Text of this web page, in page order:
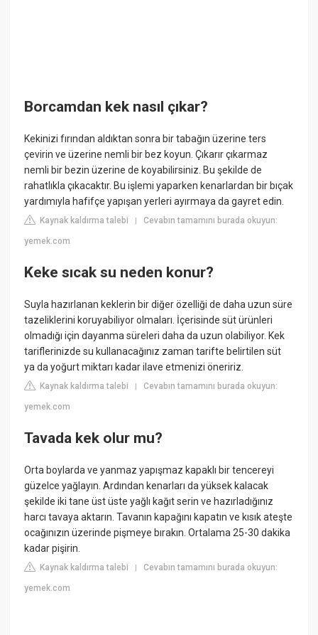
Borcamdan kek nasıl çıkar?
Kekinizi fırından aldıktan sonra bir tabağın üzerine ters
çevirin ve üzerine nemli bir bez koyun. Çıkarır çıkarmaz
nemli bir bezin üzerine de koyabilirsiniz. Bu şekilde de
rahatlıkla çıkacaktır. Bu işlemi yaparken kenarlardan bir bıçak
yardımıyla hafifçe yapışan yerleri ayırmaya da gayret edin.
Kaynak kaldırma talebi |Cevabın tamamını burada okuyun:
yemek.com
Keke sıcak su neden konur?
Suyla hazırlanan keklerin bir diğer özelliği de daha uzun süre
tazeliklerini koruyabiliyor olmaları. İçerisinde süt ürünleri
olmadığı için dayanma süreleri daha da uzun olabiliyor. Kek
tariflerinizde su kullanacağınız zaman tarifte belirtilen süt
ya da yoğurt miktarı kadar ilave etmenizi öneririz.
Kaynak kaldırma talebi |Cevabın tamamını burada okuyun:
yemek.com
Tavada kek olur mu?
Orta boylarda ve yanmaz yapışmaz kapaklı bir tencereyi
güzelce yağlayın. Ardından kenarları da yüksek kalacak
şekilde iki tane üst üste yağlı kağıt serin ve hazırladığınız
harcı tavaya aktarın. Tavanın kapağını kapatın ve kısık ateşte
ocağınızın üzerinde pişmeye bırakın. Ortalama 25-30 dakika
kadar pişirin.
Kaynak kaldırma talebi |Cevabın tamamını burada okuyun:
yemek.com